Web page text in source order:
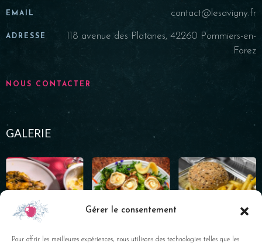
Gérer le consentement
Pour offrir les meilleures expériences, nous utilisons des technologies telles que les
EMAIL contact@lesavigny.fr
ADRESSE
118 avenue des Platanes, 42260 Pommiers-en-
Forez
NOUS CONTACTER
GALERIE